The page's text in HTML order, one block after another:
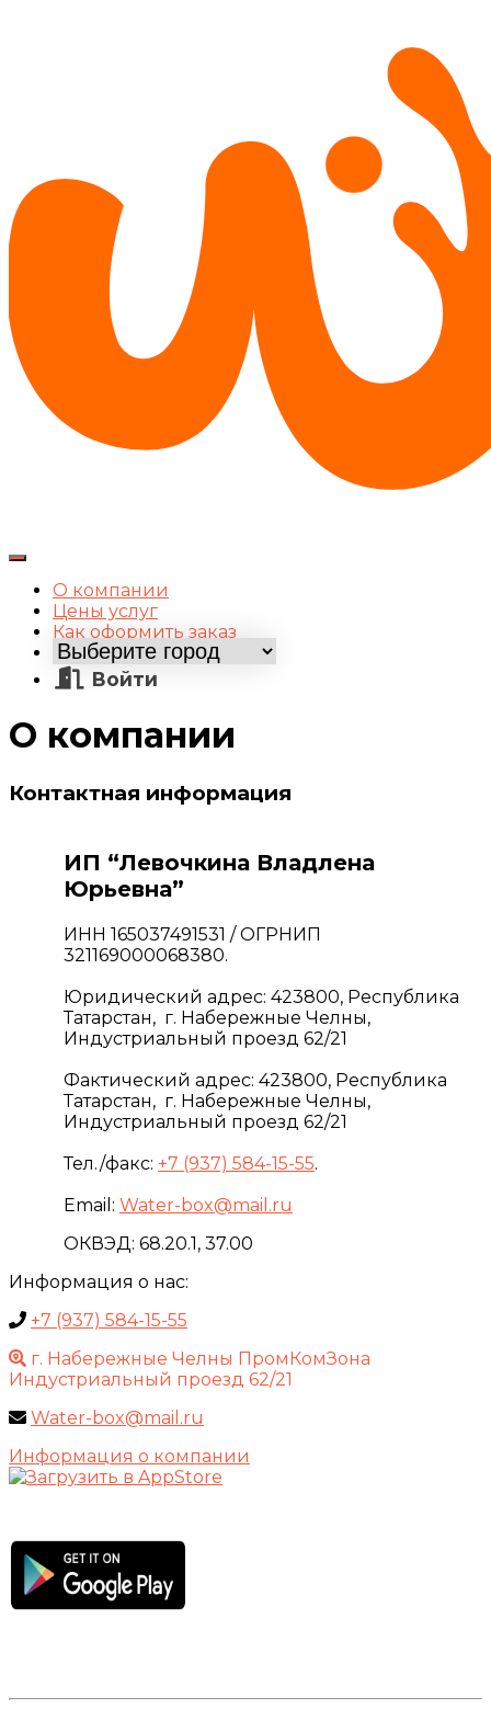
Переключить
навигациюО компании
Цены услуг
Как оформить заказ
Войти
О компании
Контактная информация
ИП “Левочкина Владлена
Юрьевна”
ИНН 165037491531 / ОГРНИП
321169000068380.
Юридический адрес: 423800, Республика
Татарстан, г. Набережные Челны,
Индустриальный проезд 62/21
Фактический адрес: 423800, Республика
Татарстан, г. Набережные Челны,
Индустриальный проезд 62/21
Тел./факс: +7 (937) 584-15-55.
Email: Water-box@mail.ru
ОКВЭД: 68.20.1, 37.00
Информация о нас:
+7 (937) 584-15-55
г. Набережные Челны ПромКомЗона
Индустриальный проезд 62/21
Water-box@mail.ru
Информация о компании